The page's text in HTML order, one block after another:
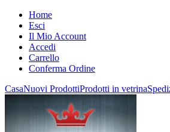
Home
Esci
Il Mio Account
Accedi
Carrello
Conferma Ordine
CasaNuovi ProdottiProdotti in vetrina